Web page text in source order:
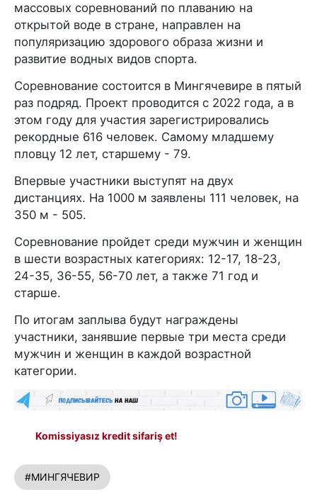
массовых соревнований по плаванию на
открытой воде в стране, направлен на
популяризацию здорового образа жизни и
развитие водных видов спорта.
Соревнование состоится в Мингячевире в пятый
раз подряд. Проект проводится с 2022 года, а в
этом году для участия зарегистрировались
рекордные 616 человек. Самому младшему
пловцу 12 лет, старшему - 79.
Впервые участники выступят на двух
дистанциях. На 1000 м заявлены 111 человек, на
350 м - 505.
Соревнование пройдет среди мужчин и женщин
в шести возрастных категориях: 12-17, 18-23,
24-35, 36-55, 56-70 лет, а также 71 год и
старше.
По итогам заплыва будут награждены
участники, занявшие первые три места среди
мужчин и женщин в каждой возрастной
категории.
Komissiyasız kredit sifariş et!
#МИНГЯЧЕВИР